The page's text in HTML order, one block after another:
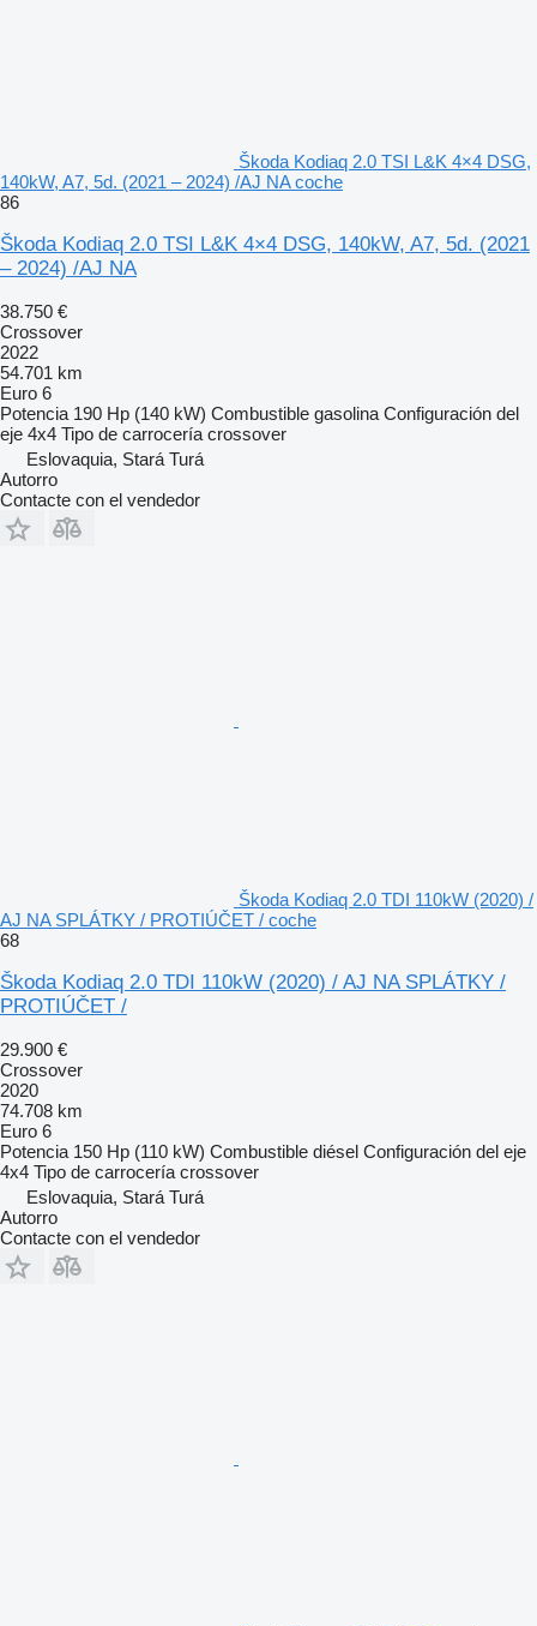
Škoda Kodiaq 2.0 TSI L&K 4×4 DSG,
140kW, A7, 5d. (2021 – 2024) /AJ NA coche
86
Škoda Kodiaq 2.0 TSI L&K 4×4 DSG, 140kW, A7, 5d. (2021
– 2024) /AJ NA
38.750 €
Crossover
2022
54.701 km
Euro 6
Potencia 190 Hp (140 kW) Combustible gasolina Configuración del
eje 4x4 Tipo de carrocería crossover
Eslovaquia, Stará Turá
Autorro
Contacte con el vendedor
Škoda Kodiaq 2.0 TDI 110kW (2020) /
AJ NA SPLÁTKY / PROTIÚČET / coche
68
Škoda Kodiaq 2.0 TDI 110kW (2020) / AJ NA SPLÁTKY /
PROTIÚČET /
29.900 €
Crossover
2020
74.708 km
Euro 6
Potencia 150 Hp (110 kW) Combustible diésel Configuración del eje
4x4 Tipo de carrocería crossover
Eslovaquia, Stará Turá
Autorro
Contacte con el vendedor